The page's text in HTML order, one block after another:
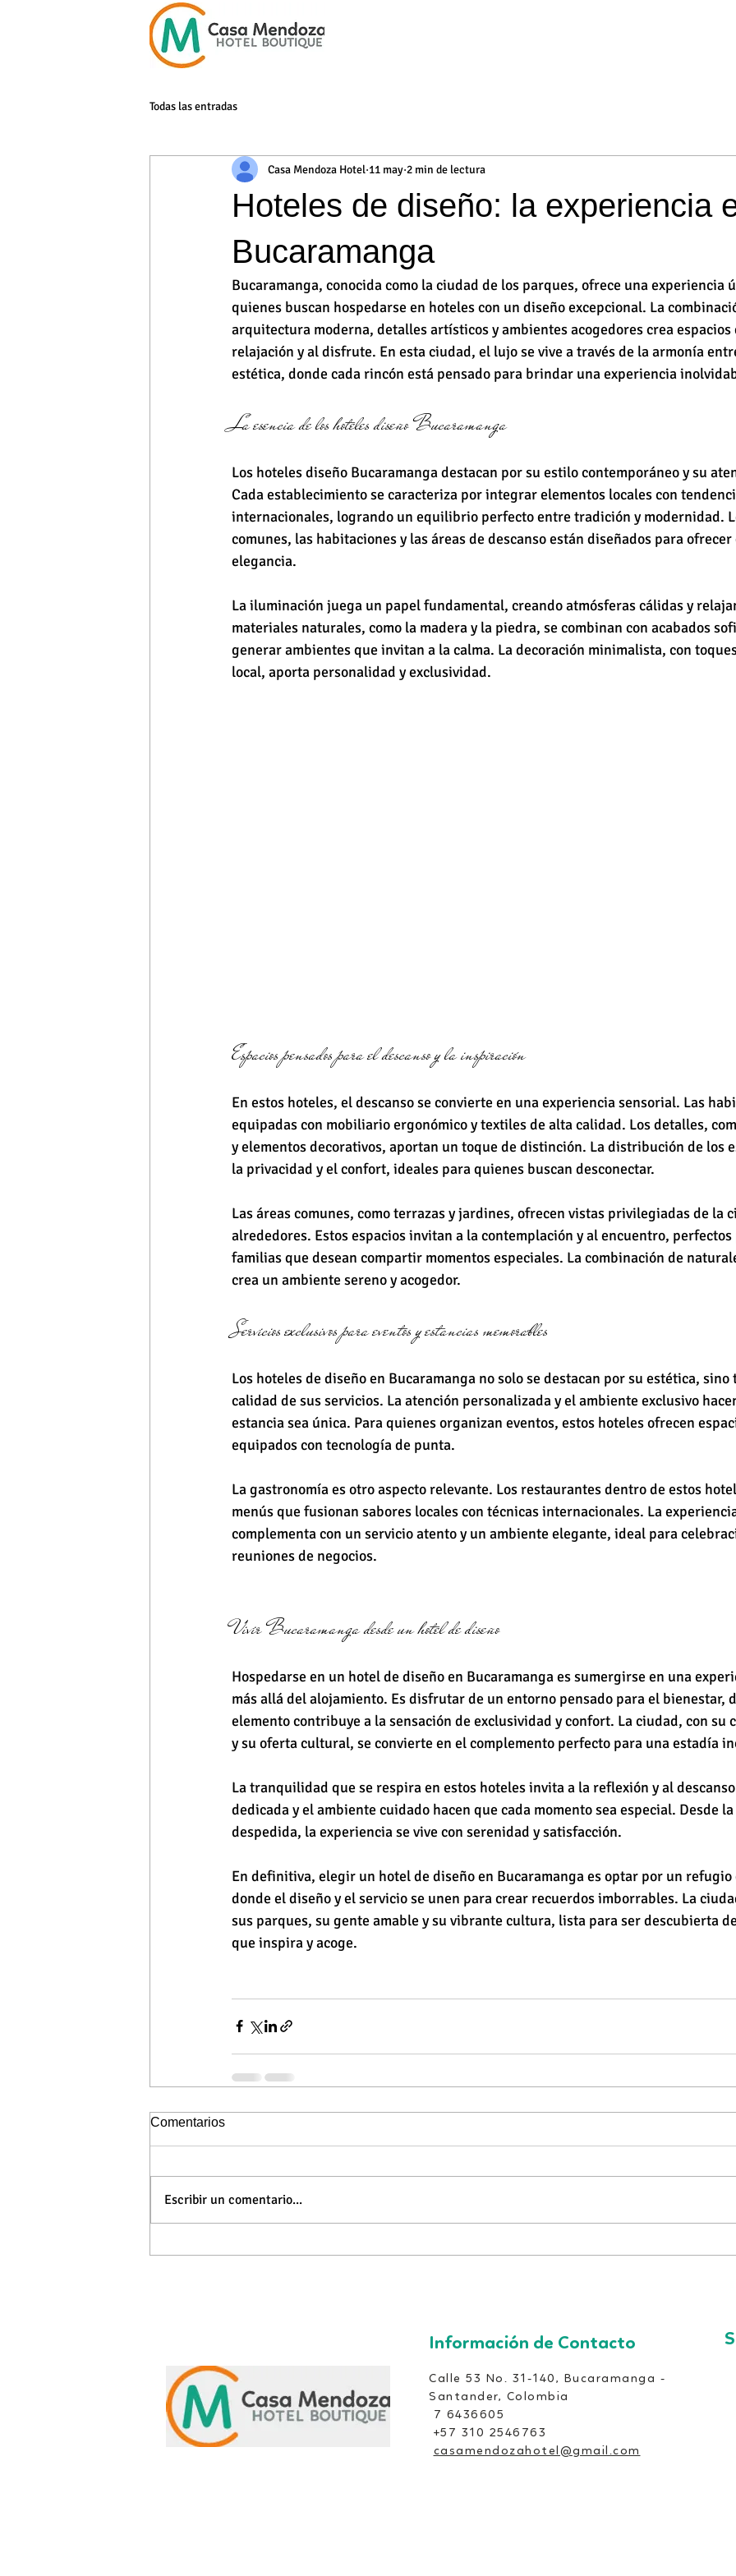
Todas las entradas
Hoteles de diseño: la experiencia
Bucaramanga
Casa Mendoza Hotel 11 may 2 min de lectura
Bucaramanga, conocida como la ciudad de los parques, ofrece una experiencia
quienes buscan hospedarse en hoteles con un diseño excepcional. La
arquitectura moderna, detalles artísticos y ambientes acogedores crea
relajación y al disfrute. En esta ciudad, el lujo se vive a través de la armonía
estética, donde cada rincón está pensado para brindar una experiencia
La esencia de los hoteles diseño Bucaramanga
Los hoteles diseño Bucaramanga destacan por su estilo contemporáneo y su
Cada establecimiento se caracteriza por integrar elementos locales con
internacionales, logrando un equilibrio perfecto entre tradición y modernidad.
comunes, las habitaciones y las áreas de descanso están diseñados para
elegancia.
La iluminación juega un papel fundamental, creando atmósferas cálidas y
materiales naturales, como la madera y la piedra, se combinan con acabados
generar ambientes que invitan a la calma. La decoración minimalista, con
local, aporta personalidad y exclusividad.
Espacios pensados para el descanso y la inspiración
En estos hoteles, el descanso se convierte en una experiencia sensorial. Las
equipadas con mobiliario ergonómico y textiles de alta calidad. Los detalles,
y elementos decorativos, aportan un toque de distinción. La distribución de los
la privacidad y el confort, ideales para quienes buscan desconectar.
Las áreas comunes, como terrazas y jardines, ofrecen vistas privilegiadas de la
alrededores. Estos espacios invitan a la contemplación y al encuentro,
familias que desean compartir momentos especiales. La combinación de
crea un ambiente sereno y acogedor.
Servicios exclusivos para eventos y estancias memorables
Los hoteles de diseño en Bucaramanga no solo se destacan por su estética,
calidad de sus servicios. La atención personalizada y el ambiente exclusivo
estancia sea única. Para quienes organizan eventos, estos hoteles ofrecen
equipados con tecnología de punta.
La gastronomía es otro aspecto relevante. Los restaurantes dentro de estos
menús que fusionan sabores locales con técnicas internacionales. La
complementa con un servicio atento y un ambiente elegante, ideal para
reuniones de negocios.
Vivir Bucaramanga desde un hotel de diseño
Hospedarse en un hotel de diseño en Bucaramanga es sumergirse en una
más allá del alojamiento. Es disfrutar de un entorno pensado para el bienestar,
elemento contribuye a la sensación de exclusividad y confort. La ciudad, con su
y su oferta cultural, se convierte en el complemento perfecto para una estadía
La tranquilidad que se respira en estos hoteles invita a la reflexión y al
dedicada y el ambiente cuidado hacen que cada momento sea especial. Desde
despedida, la experiencia se vive con serenidad y satisfacción.
En definitiva, elegir un hotel de diseño en Bucaramanga es optar por un
donde el diseño y el servicio se unen para crear recuerdos imborrables. La
sus parques, su gente amable y su vibrante cultura, lista para ser descubierta
que inspira y acoge.
Comentarios
Escribir un comentario...
Información de Contacto
Calle 53 No. 31-140, Bucaramanga -
Santander, Colombia
7 6436605
+57 310 2546763
casamendozahotel@gmail.com